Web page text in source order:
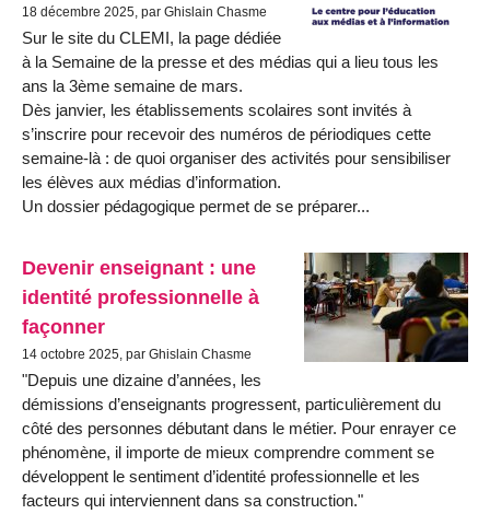
18 décembre 2025, par Ghislain Chasme
Sur le site du CLEMI, la page dédiée
à la Semaine de la presse et des médias qui a lieu tous les
ans la 3ème semaine de mars.
Dès janvier, les établissements scolaires sont invités à
s’inscrire pour recevoir des numéros de périodiques cette
semaine-là : de quoi organiser des activités pour sensibiliser
les élèves aux médias d’information.
Un dossier pédagogique permet de se préparer...
Devenir enseignant : une
identité professionnelle à
façonner
14 octobre 2025, par Ghislain Chasme
"Depuis une dizaine d’années, les
démissions d’enseignants progressent, particulièrement du
côté des personnes débutant dans le métier. Pour enrayer ce
phénomène, il importe de mieux comprendre comment se
développent le sentiment d’identité professionnelle et les
facteurs qui interviennent dans sa construction."